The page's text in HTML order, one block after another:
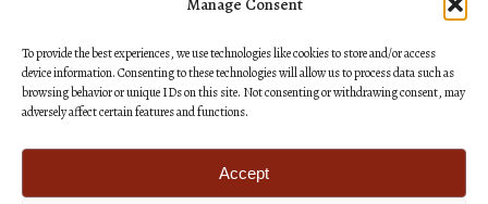
Manage Consent
To provide the best experiences, we use technologies like cookies to store and/or access
device information. Consenting to these technologies will allow us to process data such as
browsing behavior or unique IDs on this site. Not consenting or withdrawing consent, may
adversely affect certain features and functions.
Accept